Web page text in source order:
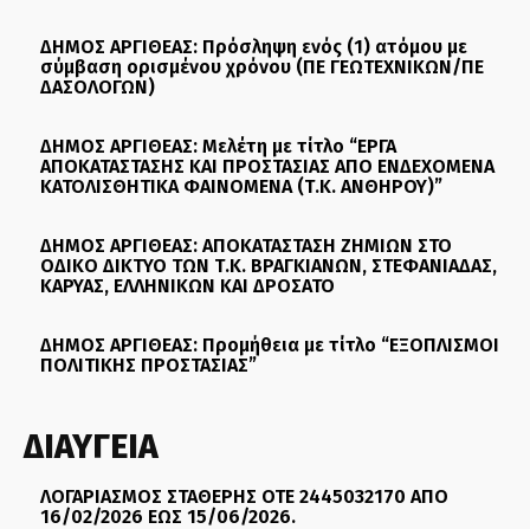
ΔΗΜΟΣ ΑΡΓΙΘΕΑΣ: Πρόσληψη ενός (1) ατόμου με
σύμβαση ορισμένου χρόνου (ΠΕ ΓΕΩΤΕΧΝΙΚΩΝ/ΠΕ
ΔΑΣΟΛΟΓΩΝ)
ΔΗΜΟΣ ΑΡΓΙΘΕΑΣ: Μελέτη με τίτλο “ΕΡΓΑ
ΑΠΟΚΑΤΑΣΤΑΣΗΣ ΚΑΙ ΠΡΟΣΤΑΣΙΑΣ ΑΠΟ ΕΝΔΕΧΟΜΕΝΑ
ΚΑΤΟΛΙΣΘΗΤΙΚΑ ΦΑΙΝΟΜΕΝΑ (Τ.Κ. ΑΝΘΗΡΟΥ)”
ΔΗΜΟΣ ΑΡΓΙΘΕΑΣ: ΑΠΟΚΑΤΑΣΤΑΣΗ ΖΗΜΙΩΝ ΣΤΟ
ΟΔΙΚΟ ΔΙΚΤΥΟ ΤΩΝ Τ.Κ. ΒΡΑΓΚΙΑΝΩΝ, ΣΤΕΦΑΝΙΑΔΑΣ,
ΚΑΡΥΑΣ, ΕΛΛΗΝΙΚΩΝ ΚΑΙ ΔΡΟΣΑΤΟ
ΔΗΜΟΣ ΑΡΓΙΘΕΑΣ: Προμήθεια με τίτλο “ΕΞΟΠΛΙΣΜΟΙ
ΠΟΛΙΤΙΚΗΣ ΠΡΟΣΤΑΣΙΑΣ”
ΔΙΑΥΓΕΙΑ
ΛΟΓΑΡΙΑΣΜΟΣ ΣΤΑΘΕΡΗΣ ΟΤΕ 2445032170 ΑΠΟ
16/02/2026 ΕΩΣ 15/06/2026.